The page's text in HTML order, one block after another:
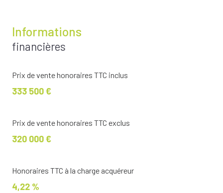
Informations
financières
Prix de vente honoraires TTC inclus
333 500 €
Prix de vente honoraires TTC exclus
320 000 €
Honoraires TTC à la charge acquéreur
4,22 %